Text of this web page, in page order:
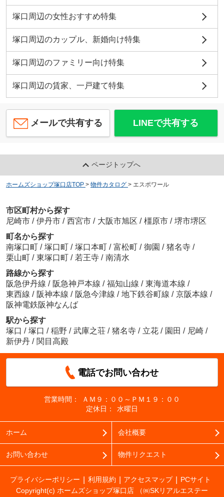
塚口周辺の女性おすすめ特集
塚口周辺のカップル、新婚向け特集
塚口周辺のファミリー向け特集
塚口周辺の賃家、一戸建て特集
メールで共有する LINEで共有する
ページトップへ
ホームズショップ塚口店TOP > 物件カタログ > エスポワール
市区町村から探す
尼崎市 / 伊丹市 / 西宮市 / 大阪市旭区 / 橿原市 / 堺市堺区
町名から探す
南塚口町 / 塚口町 / 塚口本町 / 富松町 / 御園 / 猪名寺 /
栗山町 / 東塚口町 / 若王寺 / 南清水
路線から探す
阪急伊丹線 / 阪急神戸本線 / 福知山線 / 東海道本線 /
東西線 / 阪神本線 / 阪急今津線 / 地下鉄谷町線 / 京阪本線 /
阪神電鉄阪神なんば
駅から探す
塚口 / 塚口 / 稲野 / 武庫之荘 / 猪名寺 / 立花 / 園田 / 尼崎 /
新伊丹 / 関目高殿
電話でお問い合わせ
営業時間：
ＡＭ９：００～ＰＭ１９：００
定休日：
水曜日
ホーム 会社概要
お問い合わせ 物件リクエスト
プライバシーポリシー 利用規約 アクセスマップ
PCサイト
Copyright(c) ホームズショップ塚口店 （㈱SKリアルエステー